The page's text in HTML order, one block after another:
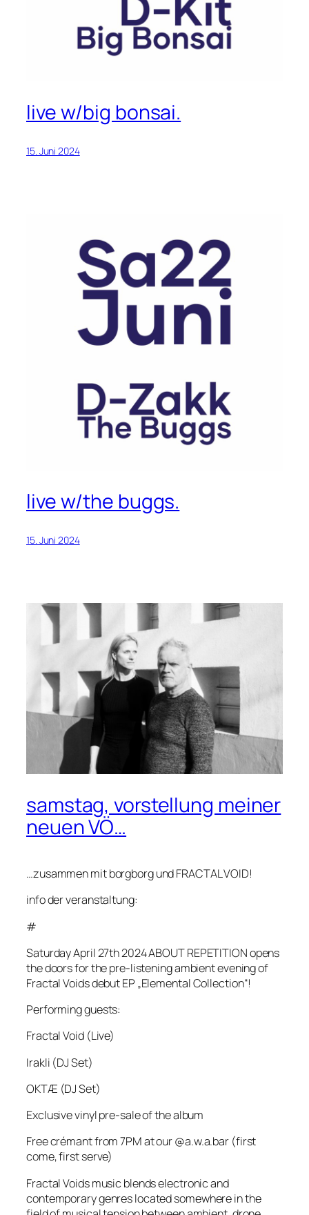
live w/big bonsai.
15. Juni 2024
live w/the buggs.
15. Juni 2024
samstag, vorstellung meiner
neuen VÖ…
…zusammen mit borgborg und FRACTAL VOID!
info der veranstaltung:
#
Saturday April 27th 2024 ABOUT REPETITION opens
the doors for the pre-listening ambient evening of
Fractal Voids debut EP „Elemental Collection“!
Performing guests:
Fractal Void (Live)
Irakli (DJ Set)
OKTÆ (DJ Set)
Exclusive vinyl pre-sale of the album
Free crémant from 7PM at our @a.w.a.bar (first
come, first serve)
Fractal Voids music blends electronic and
contemporary genres located somewhere in the